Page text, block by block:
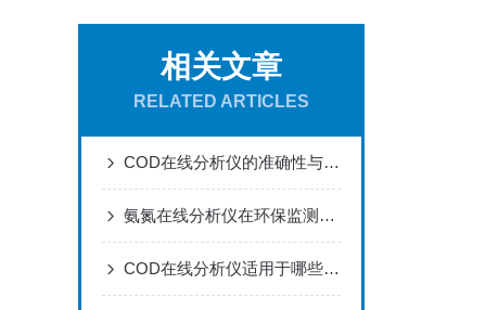
相关文章
RELATED ARTICLES
COD在线分析仪的准确性与校准方法
氨氮在线分析仪在环保监测中的核心作用
COD在线分析仪适用于哪些应用场景？